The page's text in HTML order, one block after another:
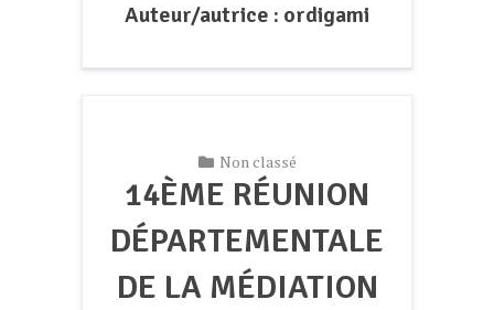
Auteur/autrice : ordigami
Non classé
14ÈME RÉUNION
DÉPARTEMENTALE
DE LA MÉDIATION